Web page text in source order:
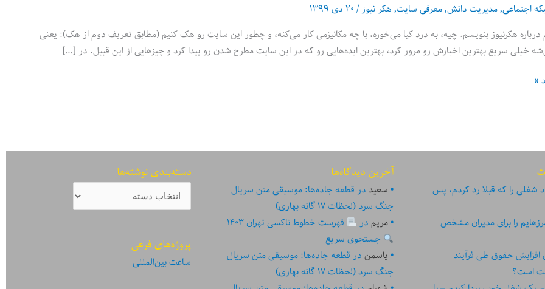
اجتماعی,مدیریت دانش,معرفی سایت,هکر نیوز/۲۰ دی ۱۳۹۹
درباره هکرنیوز بنویسم. چیه، به درد کیا می‌خوره، با چه مکانیزمی کار می‌کنه، و چطور این سایت رو هک کنیم (مطابق تعریف دوم از هک): یعنی
خیلی سریع بهترین اخبارش رو مرور کرد، بهترین ایده‌هایی رو که در این سایت مطرح شدن رو پیدا کرد و چیزهایی از این قبیل. در […]
»
شغلی را که قبلا رد کردم، پس
را برای مدیران مشخص
افزایش حقوق طی فرآیند
است؟
آخرین دیدگاه‌ها
سعیددرقطعه جاده‌ها: موسیقی متن سریال
جنگ سرد (لحظات ۱۷ گانه بهاری)
مریمدر
فهرست خطوط تاکسی تهران ۱۴۰۳
جستجوی سریع
یاسمندرقطعه جاده‌ها: موسیقی متن سریال
جنگ سرد (لحظات ۱۷ گانه بهاری)
دسته‌بندی نوشته‌ها
دسته‌بندی
نوشته‌ها
پروژه‌های فرعی
ساعت بین‌المللی